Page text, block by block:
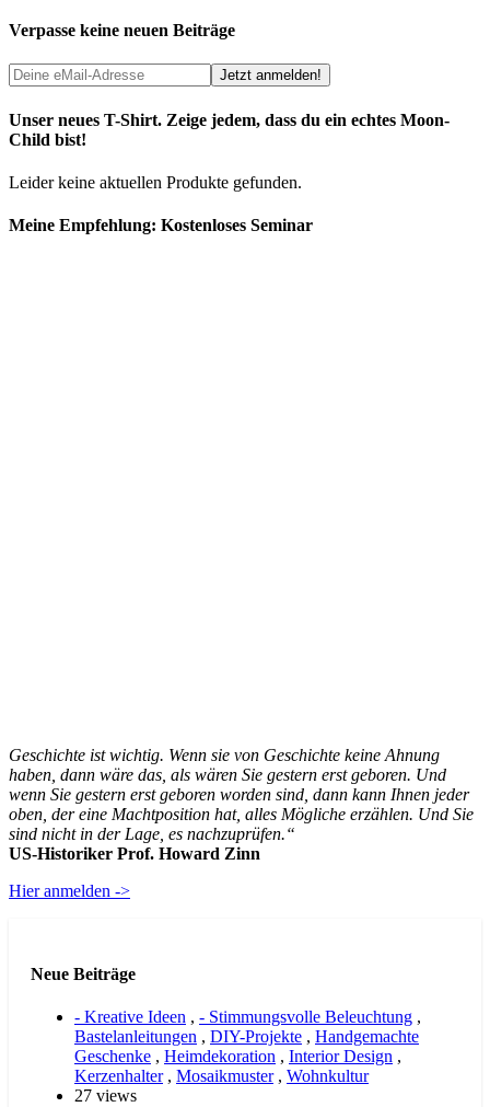
Verpasse keine neuen Beiträge
Unser neues T-Shirt. Zeige jedem, dass du ein echtes Moon-
Child bist!
Leider keine aktuellen Produkte gefunden.
Meine Empfehlung: Kostenloses Seminar
Geschichte ist wichtig. Wenn sie von Geschichte keine Ahnung
haben, dann wäre das, als wären Sie gestern erst geboren. Und
wenn Sie gestern erst geboren worden sind, dann kann Ihnen jeder
oben, der eine Machtposition hat, alles Mögliche erzählen. Und Sie
sind nicht in der Lage, es nachzuprüfen.“
US-Historiker Prof. Howard Zinn
Hier anmelden ->
Neue Beiträge
- Kreative Ideen , - Stimmungsvolle Beleuchtung ,
Bastelanleitungen , DIY-Projekte , Handgemachte
Geschenke , Heimdekoration , Interior Design ,
Kerzenhalter, Mosaikmuster, Wohnkultur
27 views